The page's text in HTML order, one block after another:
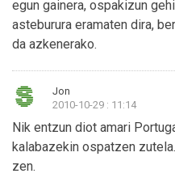
egun gainera, ospakizun
asteburura eramaten dira,
da azkenerako.
Jon
2010-10-29 : 11:14
Nik entzun diot amari
kalabazekin ospatzen
zen.